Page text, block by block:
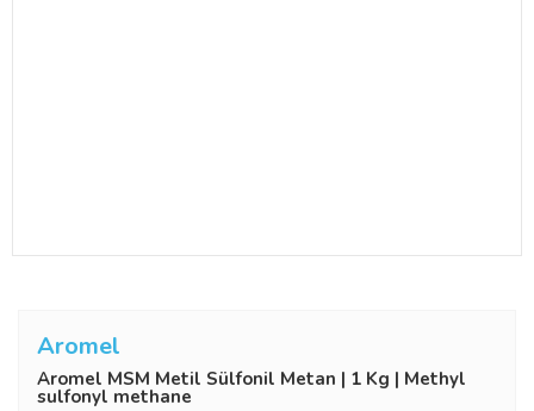
Aromel
Aromel MSM Metil Sülfonil Metan | 1 Kg | ‎Methyl
sulfonyl methane